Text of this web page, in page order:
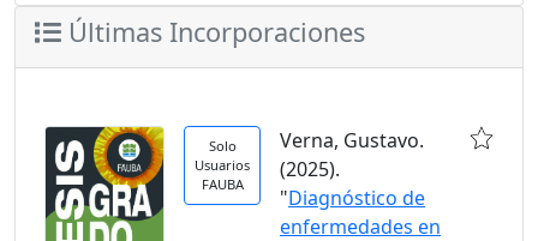
Últimas Incorporaciones
Solo
Usuarios
FAUBA
Verna, Gustavo.
(2025).
"Diagnóstico de
enfermedades en